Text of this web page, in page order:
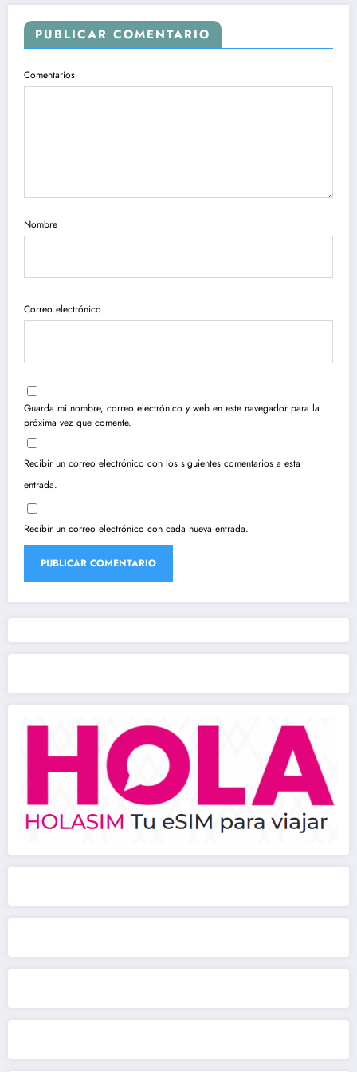
PUBLICAR COMENTARIO
Comentarios
Nombre
Correo electrónico
Guarda mi nombre, correo electrónico y web en este navegador para la
próxima vez que comente.
Recibir un correo electrónico con los siguientes comentarios a esta
entrada.
Recibir un correo electrónico con cada nueva entrada.